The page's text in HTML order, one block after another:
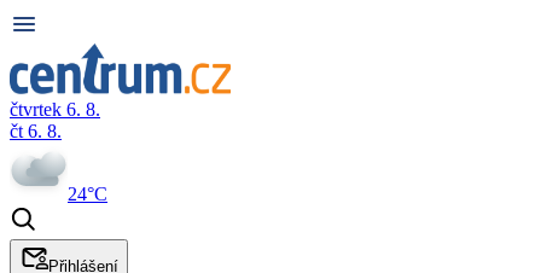
čtvrtek 6. 8.
čt 6. 8.
24°C
Přihlášení